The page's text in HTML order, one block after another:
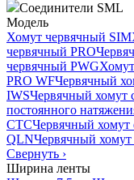
Соединители SML
Модель
Хомут червячный SIM
червячный PRO
червячный PWG
PRO WFЧервячный
IWSЧервячный хомут
постоянного
CTCЧервячный хомут
QLNЧервячный
Свернуть ›
Ширина ленты